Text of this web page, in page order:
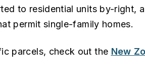
to residential units by-right,
permit single-family homes.
parcels, check out the New